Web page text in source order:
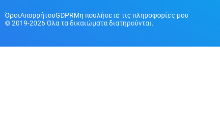
ΌροιΑπορρήτουGDPRΜη πουλήσετε τις πληροφορίες μου
© 2019-2026 Όλα τα δικαιώματα διατηρούνται.